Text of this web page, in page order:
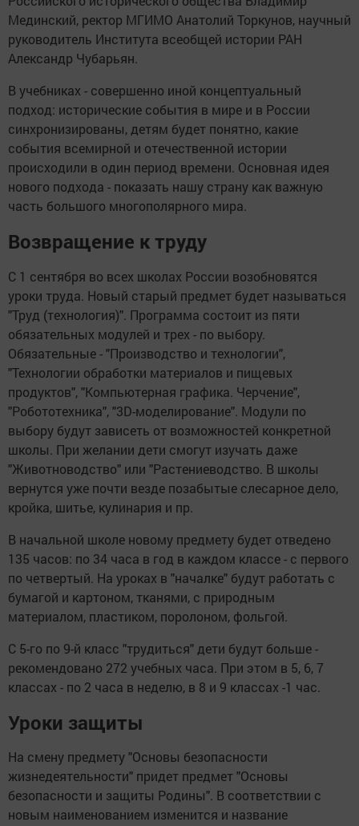
Мединский, ректор МГИМО Анатолий Торкунов, научный
руководитель Института всеобщей истории РАН
Александр Чубарьян.
В учебниках - совершенно иной концептуальный
подход: исторические события в мире и в России
синхронизированы, детям будет понятно, какие
события всемирной и отечественной истории
происходили в один период времени. Основная идея
нового подхода - показать нашу страну как важную
часть большого многополярного мира.
Возвращение к труду
С 1 сентября во всех школах России возобновятся
уроки труда. Новый старый предмет будет называться
"Труд (технология)". Программа состоит из пяти
обязательных модулей и трех - по выбору.
Обязательные - "Производство и технологии",
"Технологии обработки материалов и пищевых
продуктов", "Компьютерная графика. Черчение",
"Робототехника", "3D-моделирование". Модули по
выбору будут зависеть от возможностей конкретной
школы. При желании дети смогут изучать даже
"Животноводство" или "Растениеводство. В школы
вернутся уже почти везде позабытые слесарное дело,
кройка, шитье, кулинария и пр.
В начальной школе новому предмету будет отведено
135 часов: по 34 часа в год в каждом классе - с первого
по четвертый. На уроках в "началке" будут работать с
бумагой и картоном, тканями, с природным
материалом, пластиком, поролоном, фольгой.
С 5-го по 9-й класс "трудиться" дети будут больше -
рекомендовано 272 учебных часа. При этом в 5, 6, 7
классах - по 2 часа в неделю, в 8 и 9 классах -1 час.
Уроки защиты
На смену предмету "Основы безопасности
жизнедеятельности" придет предмет "Основы
безопасности и защиты Родины". В соответствии с
новым наименованием изменится и название